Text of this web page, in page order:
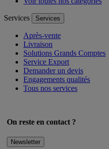
Services Services
Après-vente
Livraison
Solutions Grands Comptes
Service Export
Demander un devis
Engagements qualités
Tous nos services
On reste en contact ?
Newsletter